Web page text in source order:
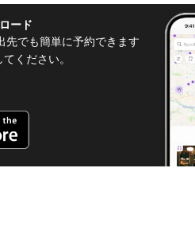
ード
先でも簡単に予約できます
ください。